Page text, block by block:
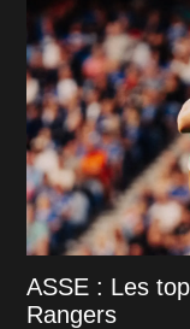
ASSE : Les
Rangers